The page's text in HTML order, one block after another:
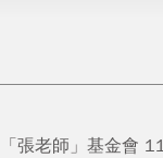
「張老師」基金會